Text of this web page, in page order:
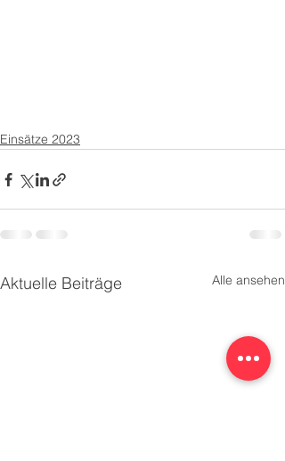
Einsätze 2023
Aktuelle Beiträge Alle ansehen